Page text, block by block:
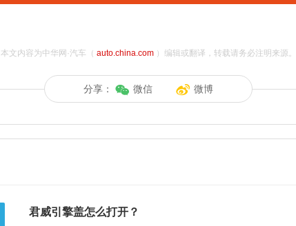
本文内容为中华网·汽车（ auto.china.com）编辑或翻译，转载请务必注明来源。
分享： 微信 微博
君威引擎盖怎么打开？